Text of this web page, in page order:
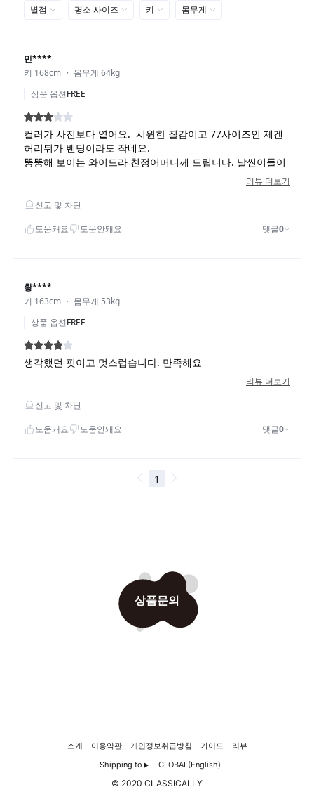
상품문의
소개 이용약관 개인정보취급방침 가이드
리뷰
Shipping to ▶ GLOBAL(English)
© 2020 CLASSICALLY